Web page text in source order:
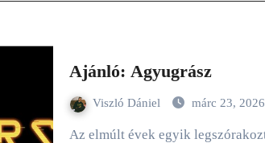
Ajánló: Agyugrász
Viszló Dániel márc 23, 2026
Az elmúlt évek egyik legszórakoztatóbb Pixar-filmje, kicsiknek-